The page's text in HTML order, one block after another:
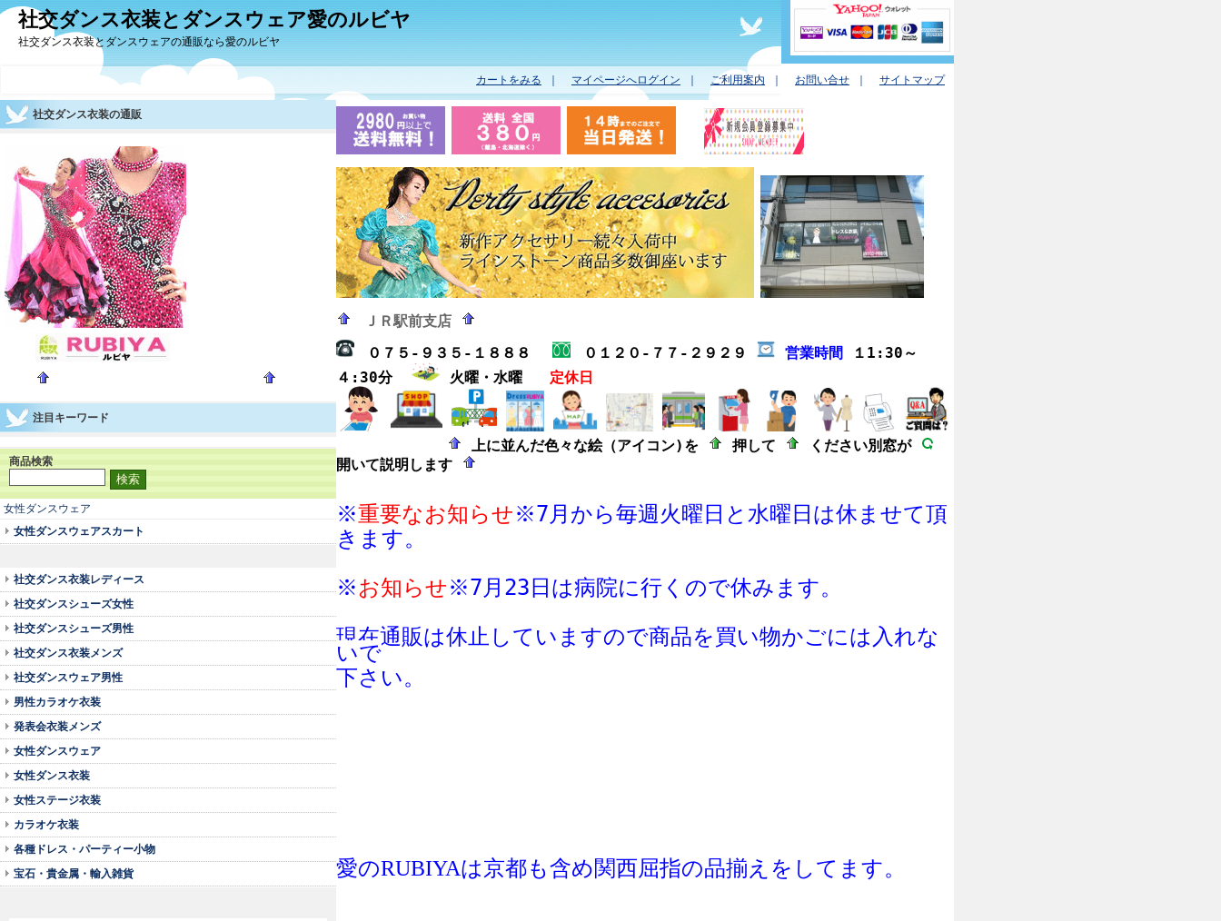
社交ダンス衣装とダンスウェア愛のルビヤ
社交ダンス衣装とダンスウェアの通販なら愛のルビヤ
カートをみる ｜ マイページへログイン ｜ ご利用案内 ｜ お問い合せ ｜ サイトマップ
社交ダンス衣装の通販
注目キーワード
商品検索
女性ダンスウェア
女性ダンスウェアスカート
社交ダンス衣装レディース
社交ダンスシューズ女性
社交ダンスシューズ男性
社交ダンス衣装メンズ
社交ダンスウェア男性
男性カラオケ衣装
発表会衣装メンズ
女性ダンスウェア
女性ダンス衣装
女性ステージ衣装
カラオケ衣装
各種ドレス・パーティー小物
宝石・貴金属・輸入雑貨
ＪＲ駅前支店
０７５-９３５-１８８８
０１２０-７７-２９２９ 営業時間 １1:30 ～
４:30分
火曜・水曜 定休日
上に並んだ色々な絵（アイコン)を 押して
ください別窓が
開いて説明します
※重要なお知らせ※7月から毎週火曜日と水曜日は休ませて頂
きます。
※お知らせ※7月23日は病院に行くので休みます。
現在通販は休止していますので商品を買い物かごには 入れな
いで
下さい。
愛のRUBIYAは京都も含め関西屈指の品揃えをしてま す。